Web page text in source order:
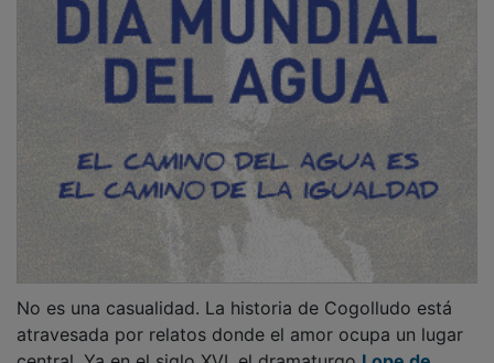
atravesada por relatos donde el amor ocupa un lugar
central. Ya en el siglo XVI, el dramaturgoLope de